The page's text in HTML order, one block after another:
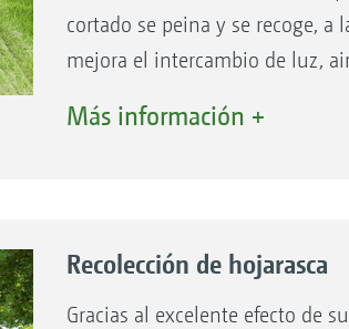
de recogida gracias a la
gracias al sistema de sinfines
cortado se peina y se recoge, a
mejora el intercambio de luz,
Segar y escarificar en un solo
Más información +
Recolección de hojarasca
Gracias al excelente efecto de